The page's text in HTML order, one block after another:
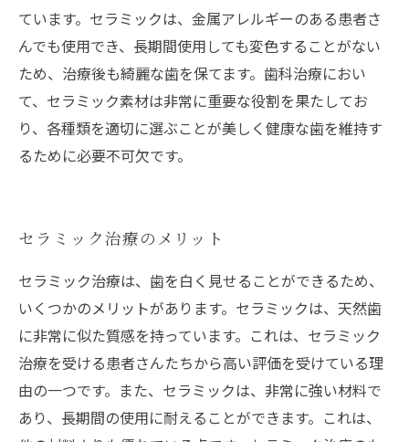
ています。セラミックは、金属アレルギーのある患者さ
んでも使用でき、長期間使用しても変色することがない
ため、治療後も綺麗な歯を保てます。歯科治療におい
て、セラミック素材は非常に重要な役割を果たしてお
り、各種類を適切に選ぶことが美しく健康な歯を維持す
るために必要不可欠です。
セラミック治療のメリット
セラミック治療は、歯を白く見せることができるため、
いくつかのメリットがあります。セラミックは、天然歯
に非常に似た質感を持っています。これは、セラミック
治療を受ける患者さんたちから高い評価を受けている理
由の一つです。また、セラミックは、非常に強い材料で
あり、長期間の使用に耐えることができます。これは、